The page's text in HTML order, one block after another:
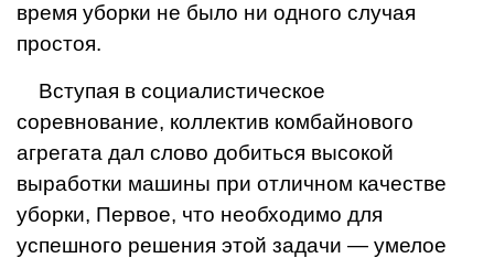
время уборки не было ни одного случая
простоя.
Вступая в социалистическое
соревнование, коллектив комбайнового
агрегата дал слово добиться высокой
выработки машины при отличном каче­стве
уборки, Первое, что необ­ходимо для
успешного реше­ния этой задачи — умелое